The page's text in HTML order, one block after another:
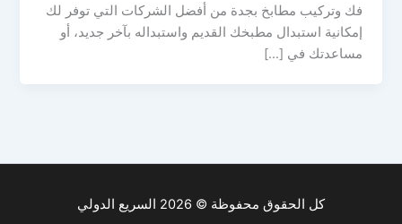
فك وتركيب مطابخ بجدة من أفضل الشركات التي توفر لك
إمكانية استبدال مطبخك القديم واستبداله بآخر جديد، أو
مساعدتك في […]
كل الحقوق محفوظة © 2026 السريع الدولي